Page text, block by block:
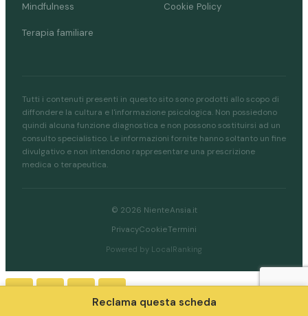
Reclama questa scheda
Mindfulness
Terapia familiare
Cookie Policy
Tutti i contenuti presenti in questo sito sono prodotti allo scopo di
diffondere la cultura e l'informazione psicologica. Non possiedono
quindi alcuna funzione diagnostica e non possono sostituirsi ad un
consulto specialistico. Le informazioni fornite hanno soltanto un fine
divulgativo e non intendono rappresentare una prescrizione
medica o terapeutica.
© 2026 NienteAnsia.it
PrivacyCookieTermini
Powered by LocalRanking